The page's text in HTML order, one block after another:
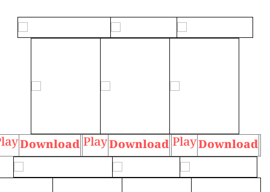
Download PlayDownload PlayDownload